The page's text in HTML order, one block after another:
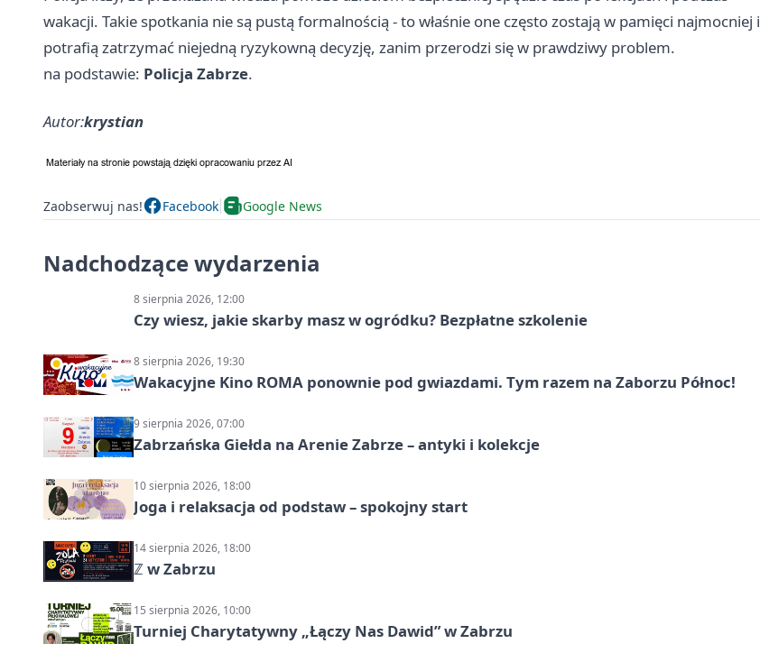
wakacji. Takie spotkania nie są pustą formalnością - to właśnie one często zostają w pamięci najmocniej i
potrafią zatrzymać niejedną ryzykowną decyzję, zanim przerodzi się w prawdziwy problem.
na podstawie: Policja Zabrze.
Autor:krystian
Zaobserwuj nas! Facebook Google News
Nadchodzące wydarzenia
8 sierpnia 2026, 12:00
Czy wiesz, jakie skarby masz w ogródku? Bezpłatne szkolenie
8 sierpnia 2026, 19:30
Wakacyjne Kino ROMA ponownie pod gwiazdami. Tym razem na Zaborzu Północ!
9 sierpnia 2026, 07:00
Zabrzańska Giełda na Arenie Zabrze – antyki i kolekcje
10 sierpnia 2026, 18:00
Joga i relaksacja od podstaw – spokojny start
14 sierpnia 2026, 18:00
ℤ w Zabrzu
15 sierpnia 2026, 10:00
Turniej Charytatywny „Łączy Nas Dawid” w Zabrzu